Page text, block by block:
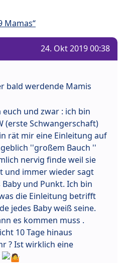
Mamas“
24. Okt 2019 00:38
bald werdende Mamis
euch und zwar : ich bin
(erste Schwangerschaft)
rät mir eine Einleitung auf
''großem Bauch ''
nervig finde weil sie
und immer wieder sagt
und Punkt. Ich bin
die Einleitung betrifft
jedes Baby weiß seine.
es kommen muss .
10 Tage hinaus
? Ist wirklich eine